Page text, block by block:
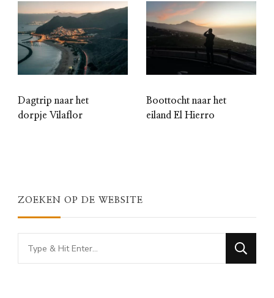
Dagtrip naar het
dorpje Vilaflor
Boottocht naar het
eiland El Hierro
ZOEKEN OP DE WEBSITE
Looking
for